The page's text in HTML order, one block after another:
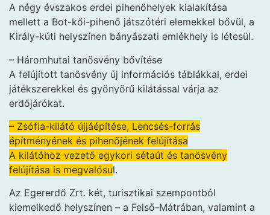
A négy évszakos erdei pihenőhelyek kialakítása
mellett a Bot-kői-pihenő játszótéri elemekkel bővül, a
Király-kúti helyszínen bányászati emlékhely is létesül.
– Háromhutai tanösvény bővítése
A felújított tanösvény új információs táblákkal, erdei
játékszerekkel és gyönyörű kilátással várja az
erdőjárókat.
– Zsófia-kilátó újjáépítése, Lencsés-forrás
építményének és pihenőjének felújítása
A kilátóhoz vezető egykori sétaút és tanösvény
felújítása is megvalósul.
Az Egererdő Zrt. két, turisztikai szempontból
kiemelkedő helyszínen – a Felső-Mátrában, valamint a